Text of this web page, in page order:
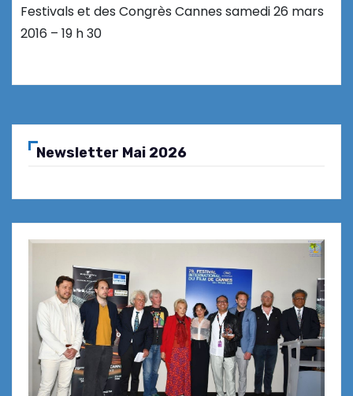
Festivals et des Congrès Cannes samedi 26 mars
2016 – 19 h 30
Newsletter Mai 2026